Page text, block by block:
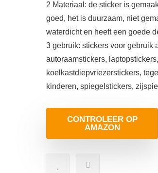
2 Materiaal: de sticker is
goed, het is duurzaam, niet
waterdicht en heeft een goede
3 gebruik: stickers voor gebruik
autoraamstickers,
koelkastdiepvriezerstickers,
kinderen, spiegelstickers,
CONTROLEER OP
AMAZON